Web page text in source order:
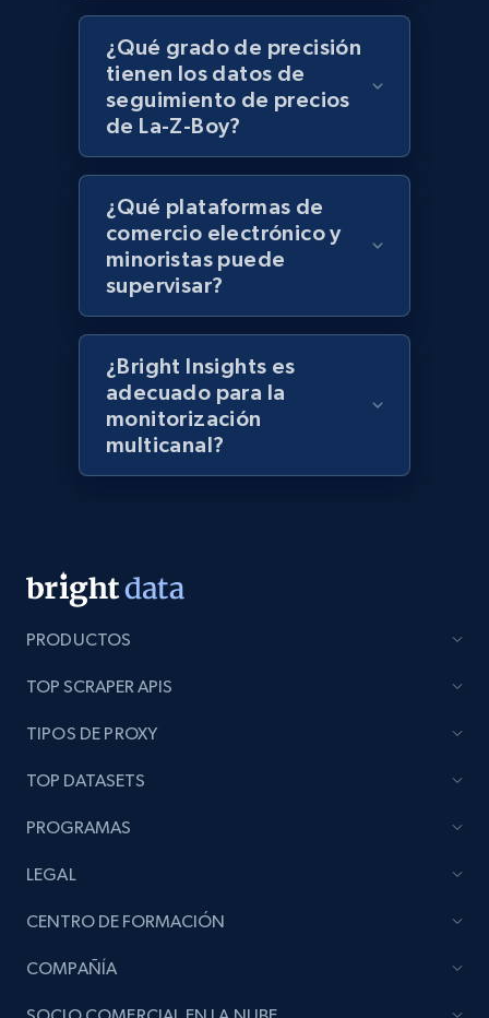
Lowes.com - Gather data on products using
specified keywords
URL, Domain, Marketplace pn, Sku, Other pn,
Model number, Gtin ean pn, Product name, and
more.
991+ 162+ Comenzar ahora
Lowes.com - Collect records by category
URL, Domain, Marketplace pn, Sku, Other pn,
Model number, Gtin ean pn, Product name, and
Lazada - Products
URL, Title, Rating, Reviews, Initial price, Final
988+
Lazada - Products - Discover products by
keyword
price, Currency, Stock, and more.
¿Qué grado de precisión
tienen los datos de
seguimiento de precios
de La-Z-Boy?
¿Qué plataformas de
comercio electrónico y
minoristas puede
supervisar?
¿Bright Insights es
adecuado para la
monitorización
multicanal?
PRODUCTOS
TOP SCRAPER APIS
TIPOS DE PROXY
TOP DATASETS
PROGRAMAS
LEGAL
CENTRO DE FORMACIÓN
COMPAÑÍA